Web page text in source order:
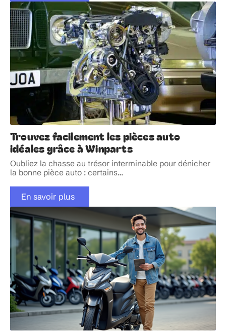
Trouvez facilement les pièces auto
idéales grâce à Winparts
Oubliez la chasse au trésor interminable pour dénicher
la bonne pièce auto : certains…
En savoir plus